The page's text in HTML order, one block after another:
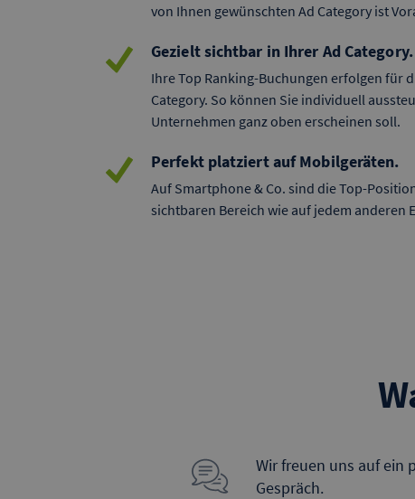
von Ihnen gewünschten Ad Category ist
Gezielt sichtbar in Ihrer Ad Category.
Ihre Top Ranking-Buchungen erfolgen für
Category. So können Sie individuell
Unternehmen ganz oben erscheinen soll.
Perfekt platziert auf Mobilgeräten.
Auf Smartphone & Co. sind die Top-
sichtbaren Bereich wie auf jedem anderen
Wir freuen uns auf ein
Gespräch.